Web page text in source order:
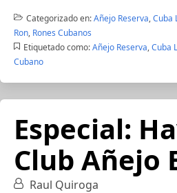
Categorizado en:Añejo Reserva,Cuba
Ron, Rones Cubanos
Etiquetado como: Añejo Reserva,Cuba
Cubano
Especial:
Club Añejo
Raul Quiroga